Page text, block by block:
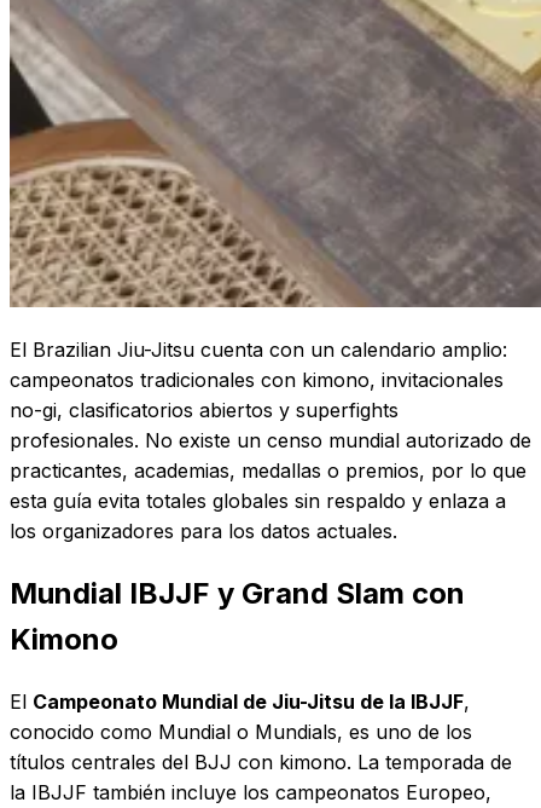
El Brazilian Jiu-Jitsu cuenta con un calendario amplio:
campeonatos tradicionales con kimono, invitacionales
no-gi, clasificatorios abiertos y superfights
profesionales. No existe un censo mundial autorizado de
practicantes, academias, medallas o premios, por lo que
esta guía evita totales globales sin respaldo y enlaza a
los organizadores para los datos actuales.
Mundial IBJJF y Grand Slam con
Kimono
El Campeonato Mundial de Jiu-Jitsu de la IBJJF,
conocido como Mundial o Mundials, es uno de los
títulos centrales del BJJ con kimono. La temporada de
la IBJJF también incluye los campeonatos Europeo,